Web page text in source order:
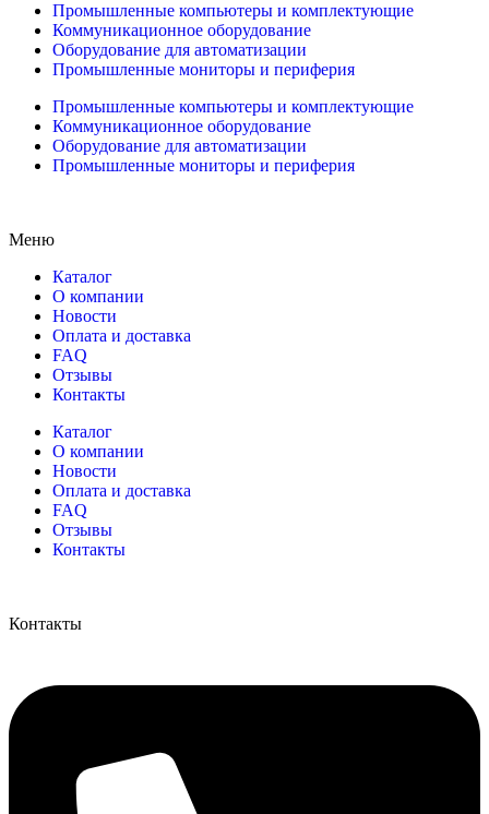
Промышленные компьютеры и комплектующие
Коммуникационное оборудование
Оборудование для автоматизации
Промышленные мониторы и периферия
Промышленные компьютеры и комплектующие
Коммуникационное оборудование
Оборудование для автоматизации
Промышленные мониторы и периферия
Меню
Каталог
О компании
Новости
Оплата и доставка
FAQ
Отзывы
Контакты
Каталог
О компании
Новости
Оплата и доставка
FAQ
Отзывы
Контакты
Контакты